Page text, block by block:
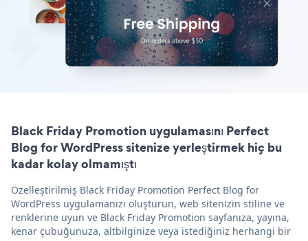
Black Friday Promotion uygulamasını Perfect
Blog for WordPress sitenize yerleştirmek hiç bu
kadar kolay olmamıştı
Özelleştirilmiş Black Friday Promotion Perfect Blog for
WordPress uygulamanızı oluşturun, web sitenizin stiline ve
renklerine uyun ve Black Friday Promotion sayfanıza, yayına,
kenar çubuğunuza, altbilginize veya istediğiniz herhangi bir